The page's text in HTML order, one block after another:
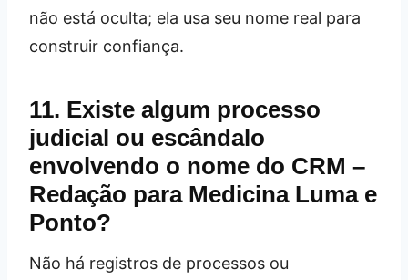
não está oculta; ela usa seu nome real para
construir confiança.
11. Existe algum processo
judicial ou escândalo
envolvendo o nome do CRM –
Redação para Medicina Luma e
Ponto?
Não há registros de processos ou